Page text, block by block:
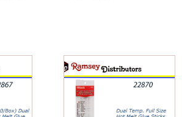
22870
-
2094
0.27"